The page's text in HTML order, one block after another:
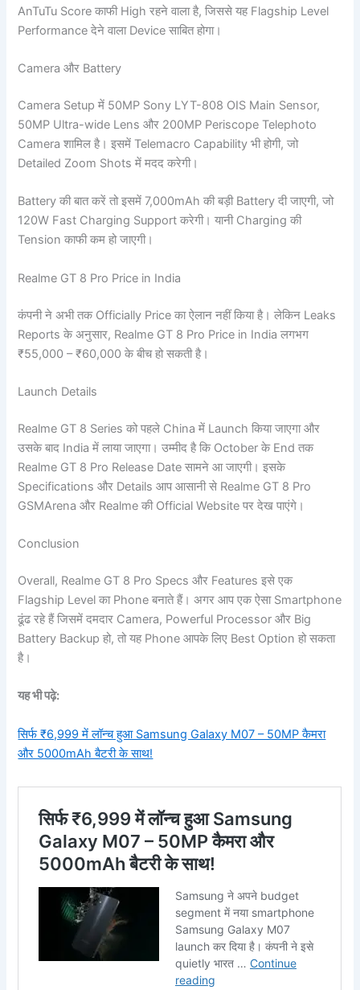
AnTuTu Score काफी High रहने वाला है, जिससे यह Flagship Level
Performance देने वाला Device साबित होगा।
Camera और Battery
Camera Setup में 50MP Sony LYT-808 OIS Main Sensor,
50MP Ultra-wide Lens और 200MP Periscope Telephoto
Camera शामिल है। इसमें Telemacro Capability भी होगी, जो
Detailed Zoom Shots में मदद करेगी।
Battery की बात करें तो इसमें 7,000mAh की बड़ी Battery दी जाएगी, जो
120W Fast Charging Support करेगी। यानी Charging की
Tension काफी कम हो जाएगी।
Realme GT 8 Pro Price in India
कंपनी ने अभी तक Officially Price का ऐलान नहीं किया है। लेकिन Leaks
Reports के अनुसार, Realme GT 8 Pro Price in India लगभग
₹55,000 – ₹60,000 के बीच हो सकती है।
Launch Details
Realme GT 8 Series को पहले China में Launch किया जाएगा और
उसके बाद India में लाया जाएगा। उम्मीद है कि October के End तक
Realme GT 8 Pro Release Date सामने आ जाएगी। इसके
Specifications और Details आप आसानी से Realme GT 8 Pro
GSMArena और Realme की Official Website पर देख पाएंगे।
Conclusion
Overall, Realme GT 8 Pro Specs और Features इसे एक
Flagship Level का Phone बनाते हैं। अगर आप एक ऐसा Smartphone
ढूंढ रहे हैं जिसमें दमदार Camera, Powerful Processor और Big
Battery Backup हो, तो यह Phone आपके लिए Best Option हो सकता
है।
यह भी पढ़े:
सिर्फ ₹6,999 में लॉन्च हुआ Samsung Galaxy M07 – 50MP कैमरा
और 5000mAh बैटरी के साथ!